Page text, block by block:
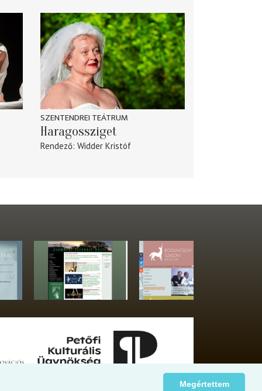
Megértettem
SZENTENDREI TEÁTRUM
Haragossziget
Rendező Widder Kristóf